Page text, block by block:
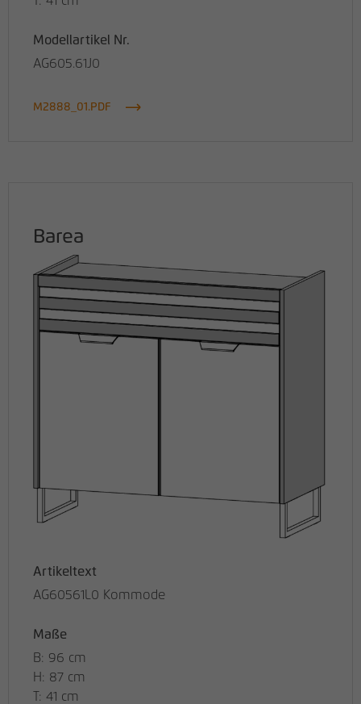
Modellartikel Nr.
AG605.61J0
M2888_01.PDF
Barea
Artikeltext
AG60561L0 Kommode
Maße
B: 96 cm
H: 87 cm
T: 41 cm